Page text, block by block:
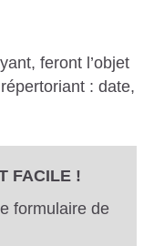
feront l’objet
: date,
FACILE !
formulaire de